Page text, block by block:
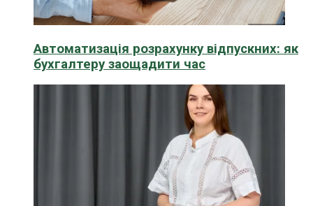
Автоматизація розрахунку відпускних: як
бухгалтеру заощадити час